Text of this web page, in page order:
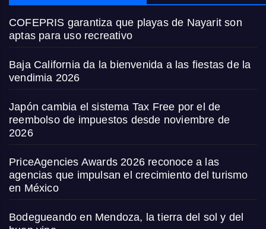
COFEPRIS garantiza que playas de Nayarit son
aptas para uso recreativo
Baja California da la bienvenida a las fiestas de la
vendimia 2026
Japón cambia el sistema Tax Free por el de
reembolso de impuestos desde noviembre de
2026
PriceAgencies Awards 2026 reconoce a las
agencias que impulsan el crecimiento del turismo
en México
Bodegueando en Mendoza, la tierra del sol y del